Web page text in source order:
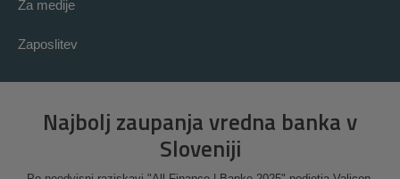
Za medije
Zaposlitev
Najbolj zaupanja vredna banka v
Sloveniji